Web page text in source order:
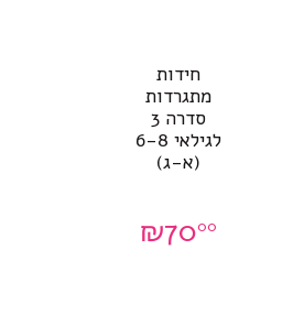
חידות
מתגרדות
סדרה 3
לגילאי 6-8
(א-ג)
₪7000